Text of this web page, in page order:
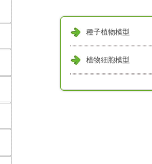
種子植物模型
植物細胞模型